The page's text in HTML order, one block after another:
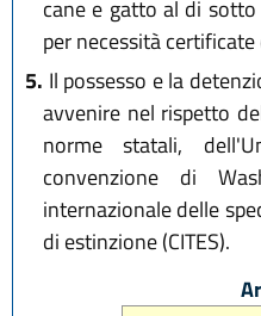
cane e gatto al di
per necessità
5. Il possesso e la
avvenire nel rispetto
norme statali,
convenzione di
internazionale delle
di estinzione (CITES).